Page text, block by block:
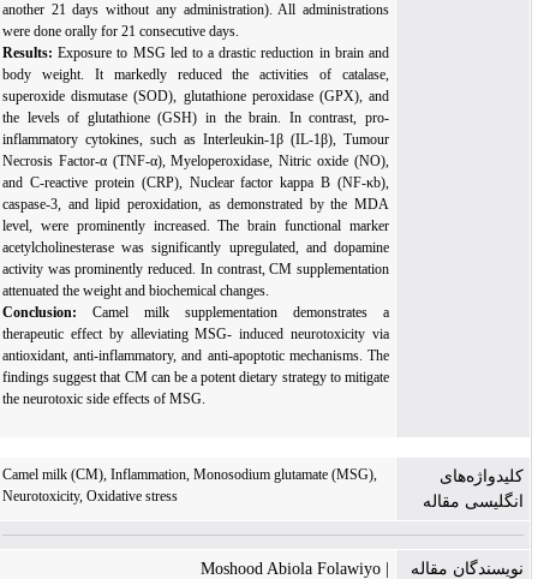
another 21 days without any administration). All administrations
were done orally for 21 consecutive days.
Results:Exposure toMSGled to a drastic reduction in brain and
body weight. It markedly reduced the activities of catalase,
superoxide dismutase (SOD), glutathione peroxidase (GPX), and
the levels of glutathione (GSH) in the brain. In contrast, pro-
inflammatory cytokines, such as Interleukin-1β (IL-1β), Tumour
Necrosis Factor-α (TNF-α), Myeloperoxidase, Nitric oxide (NO),
and C-reactive protein (CRP), Nuclear factor kappa B (NF-κb),
caspase-3, and lipid peroxidation, as demonstrated by the MDA
level, were prominently increased. The brain functional marker
acetylcholinesterase was significantly upregulated, and dopamine
activity was prominently reduced. In contrast,CMsupplementation
attenuated the weight and biochemical changes.
Conclusion:Camel milk supplementation demonstrates a
therapeutic effect by alleviating MSG- induced neurotoxicity via
antioxidant, anti-inflammatory, and anti-apoptotic mechanisms.The
findings suggestthat CM can be a potent dietary strategy to mitigate
the neurotoxic side effects of MSG
کلیدواژه‌های
انگلیسی مقاله
Camel milk (CM), Inflammation, Monosodium glutamate (MSG),
Neurotoxicity, Oxidative stress
نویسندگان مقاله